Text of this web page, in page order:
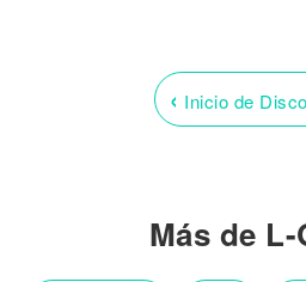
‹ Inicio de
Más de